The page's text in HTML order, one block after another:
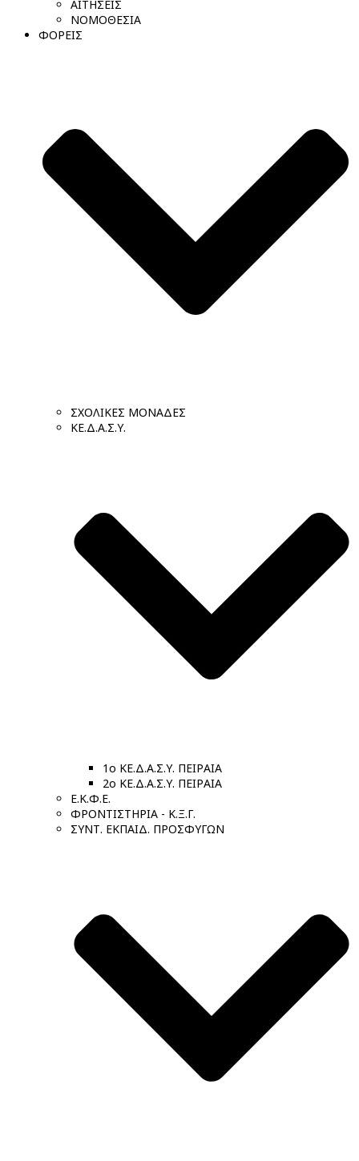
ΑΙΤΗΣΕΙΣ
ΝΟΜΟΘΕΣΙΑ
ΦΟΡΕΙΣ
ΣΧΟΛΙΚΕΣ ΜΟΝΑΔΕΣ
ΚΕ.Δ.Α.Σ.Υ.
1ο ΚΕ.Δ.Α.Σ.Υ. ΠΕΙΡΑΙΑ
2ο ΚΕ.Δ.Α.Σ.Υ. ΠΕΙΡΑΙΑ
Ε.Κ.Φ.Ε.
ΦΡΟΝΤΙΣΤΗΡΙΑ - Κ.Ξ.Γ.
ΣΥΝΤ. ΕΚΠΑΙΔ. ΠΡΟΣΦΥΓΩΝ